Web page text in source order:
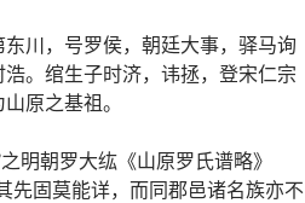
川，号罗侯，朝廷大事，驿马询
。绾生子时济，讳拯，登宋仁宗
原之基祖。
明朝罗大纮《山原罗氏谱略》
先固莫能详，而同郡邑诸名族亦不